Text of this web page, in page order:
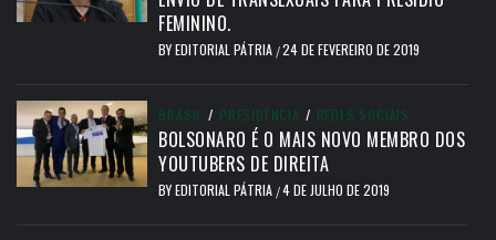
FEMININO.
BYEDITORIAL PÁTRIA /24 DE FEVEREIRO DE 2019
BRASIL / PRESIDÊNCIA / REDES SOCIAIS
BOLSONARO É O MAIS NOVO MEMBRO DOS
YOUTUBERS DE DIREITA
BYEDITORIAL PÁTRIA /4 DE JULHO DE 2019